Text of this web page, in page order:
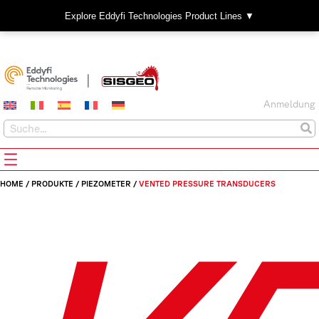
Explore Eddyfi Technologies Product Lines ▼
Anmeldung
HOME / PRODUKTE / PIEZOMETER / VENTED PRESSURE TRANSDUCERS